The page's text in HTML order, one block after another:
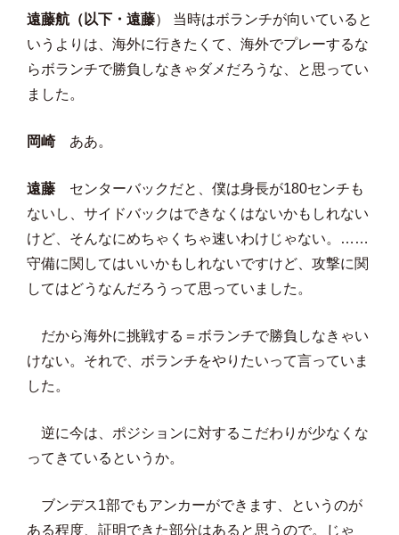
遠藤航（以下・遠藤） 当時はボランチが向いていると
いうよりは、海外に行きたくて、海外でプレーするな
らボランチで勝負しなきゃダメだろうな、と思ってい
ました。
岡崎 ああ。
遠藤 センターバックだと、僕は身長が180センチも
ないし、サイドバックはできなくはないかもしれない
けど、そんなにめちゃくちゃ速いわけじゃない。……
守備に関してはいいかもしれないですけど、攻撃に関
してはどうなんだろうって思っていました。
だから海外に挑戦する＝ボランチで勝負しなきゃい
けない。それで、ボランチをやりたいって言っていま
した。
逆に今は、ポジションに対するこだわりが少なくな
ってきているというか。
ブンデス1部でもアンカーができます、というのが
ある程度、証明できた部分はあると思うので。じゃ